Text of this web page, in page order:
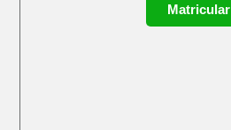
Matricular